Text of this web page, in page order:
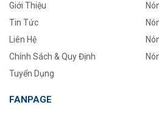
Giới Thiệu
Tin Tức
–
Liên Hệ
Chính Sách & Quy Định
Tuyển Dụng
FANPAGE